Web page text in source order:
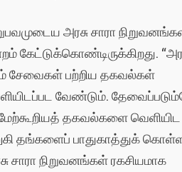
அரசு சாரா
சேவைகள் பற்றிய தகவல்கள்
வேண்டும்.
தகவல்களை வெளியிட
தங்களைப் பாதுகாத்துக்
சாரா நிறுவனங்கள் ரகசியமாக